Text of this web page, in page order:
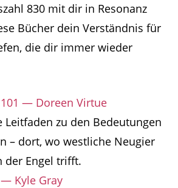
830 mit dir in Resonanz
Bücher dein Verständnis für
die dir immer wieder
— Doreen Virtue
Leitfaden zu den Bedeutungen
– dort, wo westliche Neugier
der Engel trifft.
Kyle Gray